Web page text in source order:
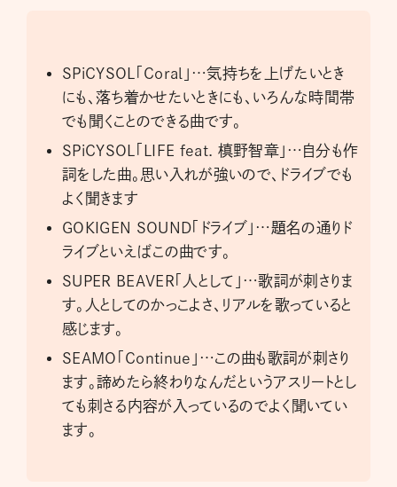
SPiCYSOL「Coral」…気持ちを上げたいとき
にも、落ち着かせたいときにも、いろんな時間帯
でも聞くことのできる曲です。
SPiCYSOL「LIFE feat. 槙野智章」…自分も作
詞をした曲。思い入れが強いので、ドライブでも
よく聞きます
GOKIGEN SOUND「ドライブ」…題名の通りド
ライブといえばこの曲です。
SUPER BEAVER「人として」…歌詞が刺さりま
す。人としてのかっこよさ、リアルを歌っていると
感じます。
SEAMO「Continue」…この曲も歌詞が刺さり
ます。諦めたら終わりなんだというアスリートとし
ても刺さる内容が入っているのでよく聞いてい
ます。